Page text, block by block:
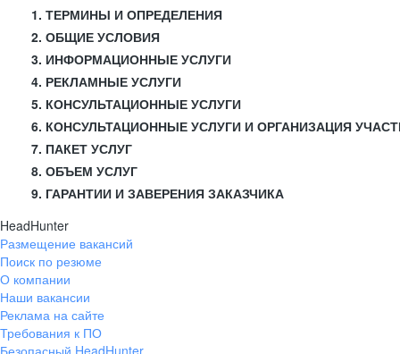
1. ТЕРМИНЫ И ОПРЕДЕЛЕНИЯ
2. ОБЩИЕ УСЛОВИЯ
3. ИНФОРМАЦИОННЫЕ УСЛУГИ
4. РЕКЛАМНЫЕ УСЛУГИ
5. КОНСУЛЬТАЦИОННЫЕ УСЛУГИ
6. КОНСУЛЬТАЦИОННЫЕ УСЛУГИ И ОРГАНИЗАЦИЯ
7. ПАКЕТ УСЛУГ
8. ОБЪЕМ УСЛУГ
9. ГАРАНТИИ И ЗАВЕРЕНИЯ ЗАКАЗЧИКА
HeadHunter
Размещение вакансий
Поиск по резюме
О компании
Наши вакансии
Реклама на сайте
Требования к ПО
Безопасный HeadHunter